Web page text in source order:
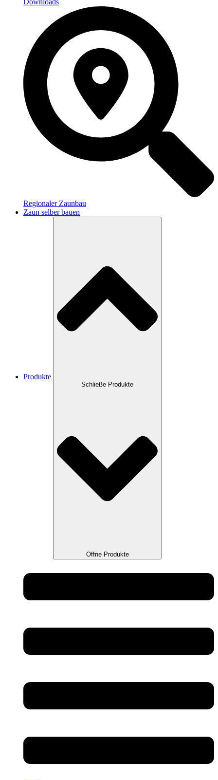
Downloads
Regionaler Zaunbau
Zaun selber bauen
Produkte
Schließe Produkte
Öffne Produkte